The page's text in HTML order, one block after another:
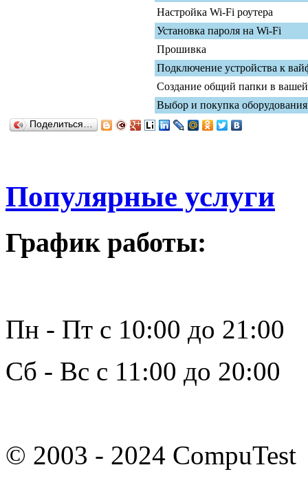
Настройка Wi-Fi роутера
Установка пароля на Wi-Fi
Прошивка
Подключение устройства к
Создание общий папки в вашей
Выбор и покупка оборудования
Поделиться…
Популярные услуги
График работы:
Пн - Пт с 10:00 до 21:00
Сб - Вс с 11:00 до 20:00
© 2003 - 2024 CompuTest